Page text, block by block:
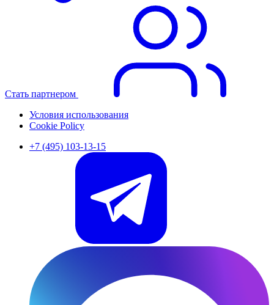
Стать партнером
Условия использования
Cookie Policy
+7 (495) 103-13-15